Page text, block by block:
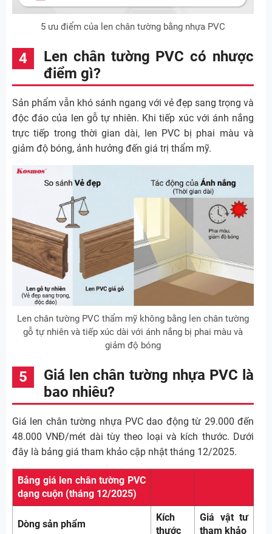
5 ưu điểm của len chân tường bằng nhựa PVC
Len chân tường PVC có nhược
điểm gì?
Sản phẩm vẫn khó sánh ngang với vẻ đẹp sang trọng và
độc đáo của len gỗ tự nhiên. Khi tiếp xúc với ánh nắng
trực tiếp trong thời gian dài, len PVC bị phai màu và
giảm độ bóng, ảnh hưởng đến giá trị thẩm mỹ.
Len chân tường PVC thẩm mỹ không bằng len chân tường
gỗ tự nhiên và tiếp xúc dài với ánh nắng bị phai màu và
giảm độ bóng
Giá len chân tường nhựa PVC là
bao nhiêu?
Giá len chân tường nhựa PVC dao động từ 29.000 đến
48.000 VNĐ/mét dài tùy theo loại và kích thước. Dưới
đây là bảng giá tham khảo cập nhật tháng 12/2025.
Bảng giá len chân tường PVC
dạng cuộn (tháng 12/2025)
Dòng sản phẩm
Kích
thước
Giá vật tư
tham khảo